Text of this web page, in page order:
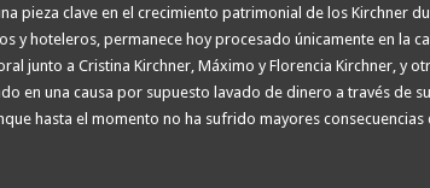
pieza clave en el crecimiento patrimonial de los Kirchner
y hoteleros, permanece hoy procesado únicamente en la
junto a Cristina Kirchner, Máximo y Florencia Kirchner, y
en una causa por supuesto lavado de dinero a través de
hasta el momento no ha sufrido mayores